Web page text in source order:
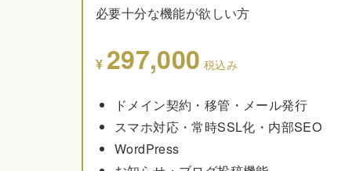
必要十分な機能が欲しい方
¥ 297,000 税込み
ドメイン契約・移管・メール発行
スマホ対応・常時SSL化・内部SEO
WordPress